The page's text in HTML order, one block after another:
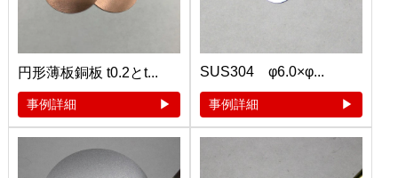
円形薄板銅板 t0.2とt...
事例詳細
SUS304 φ6.0×φ...
事例詳細